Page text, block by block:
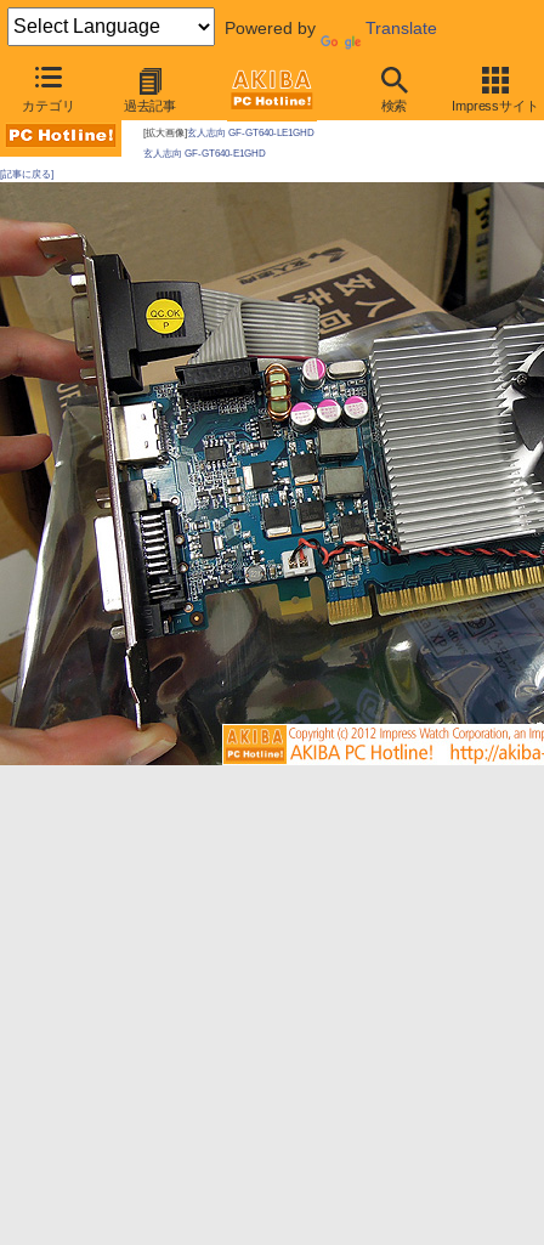
Powered by Translate
カテゴリ 過去記事 検索 Impressサイト
AKIBA PC Hotline!
今週見つけた新製品：ビデオカード
[拡大画像]玄人志向 GF-GT640-LE1GHD
玄人志向 GF-GT640-E1GHD
[記事に戻る]